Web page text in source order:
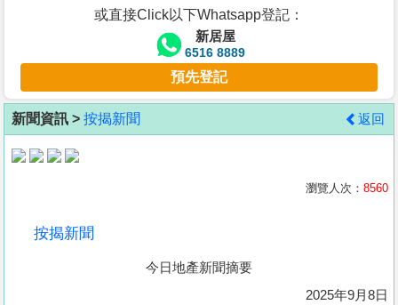
客
地
產
或直接Click以下Whatsapp登記：
新居屋
6516 8889
預先登記
新聞資訊 > 按揭新聞 返回
瀏覽人次： 8560
按揭新聞
今日地產新聞摘要
2025年9月8日